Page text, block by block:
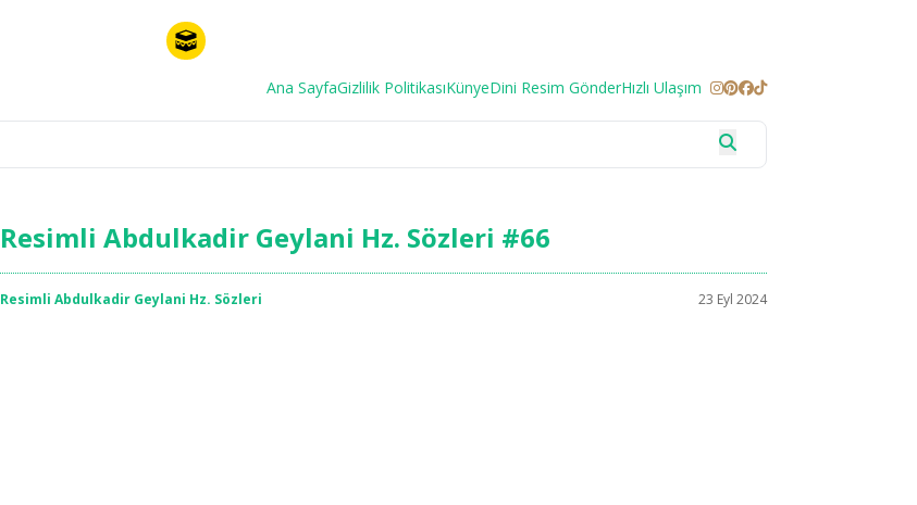
Ana SayfaGizlilik PolitikasıKünyeDini Resim GönderHızlı Ulaşım
Resimli Abdulkadir Geylani Hz. Sözleri #66
Resimli Abdulkadir Geylani Hz. Sözleri 23 Eyl 2024